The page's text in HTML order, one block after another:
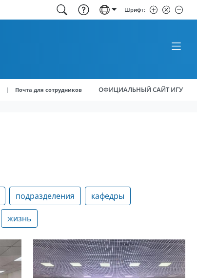
Шрифт:
| Почта для сотрудников ОФИЦИАЛЬНЫЙ САЙТ ИГУ
подразделения кафедры
жизнь